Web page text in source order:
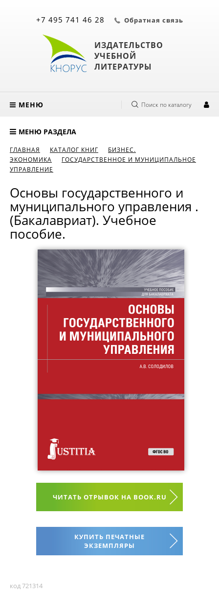
ИЗДАТЕЛЬСТВО
УЧЕБНОЙ
ЛИТЕРАТУРЫ
+7 495 741 46 28 Обратная связь
МЕНЮ Поиск по каталогу
МЕНЮ РАЗДЕЛА
ГЛАВНАЯ КАТАЛОГ КНИГ
БИЗНЕС.
ЭКОНОМИКА
ГОСУДАРСТВЕННОЕ И МУНИЦИПАЛЬНОЕ
УПРАВЛЕНИЕ
Основы государственного и
муниципального управления .
(Бакалавриат). Учебное
пособие.
ЧИТАТЬ ОТРЫВОК НА BOOK.RU
КУПИТЬ ПЕЧАТНЫЕ
ЭКЗЕМПЛЯРЫ
код 721314